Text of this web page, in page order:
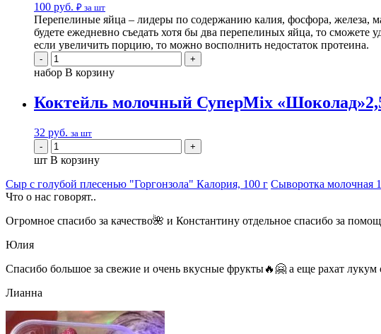
100 руб. ₽ за шт
Перепелиные яйца – лидеры по содержанию калия, фосфора, железа,
будете ежедневно съедать хотя бы два перепелиных яйца, то
если увеличить порцию, то можно восполнить недостаток протеина.
набор В корзину
Коктейль молочный СуперMix
32 руб. за шт
шт В корзину
Cыр с голубой плесенью "Горгонзола" Калория, 100 г Сыворотка
Что о нас говорят..
Огромное спасибо за качество🌺 и Константину отдельное спасибо за
Юлия
Спасибо большое за свежие и очень вкусные фрукты🔥🤗 а еще рахат
Лианна